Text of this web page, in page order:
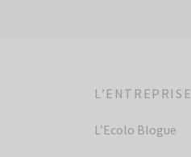
L’ENTREPRISE
L’Ecolo Blogue